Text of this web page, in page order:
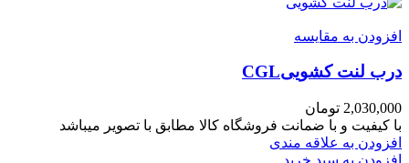
افزودن به مقایسه
درب لنت کشوییCGL
2,030,000 تومان
با کیفیت و با ضمانت فروشگاه کالا مطابق با تصویر میباشد
افزودن به علاقه مندی
افزودن به سبد خرید